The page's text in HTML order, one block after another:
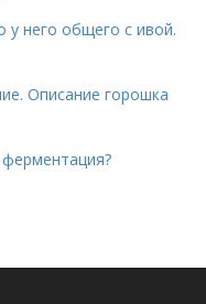
у него общего с ивой.
Описание горошка